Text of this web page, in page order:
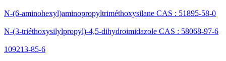
N-(6-aminohexyl)aminopropyltriméthoxysilane CAS : 51895-58-0
N-(3-triéthoxysilylpropyl)-4,5-dihydroimidazole CAS : 58068-97-6
109213-85-6